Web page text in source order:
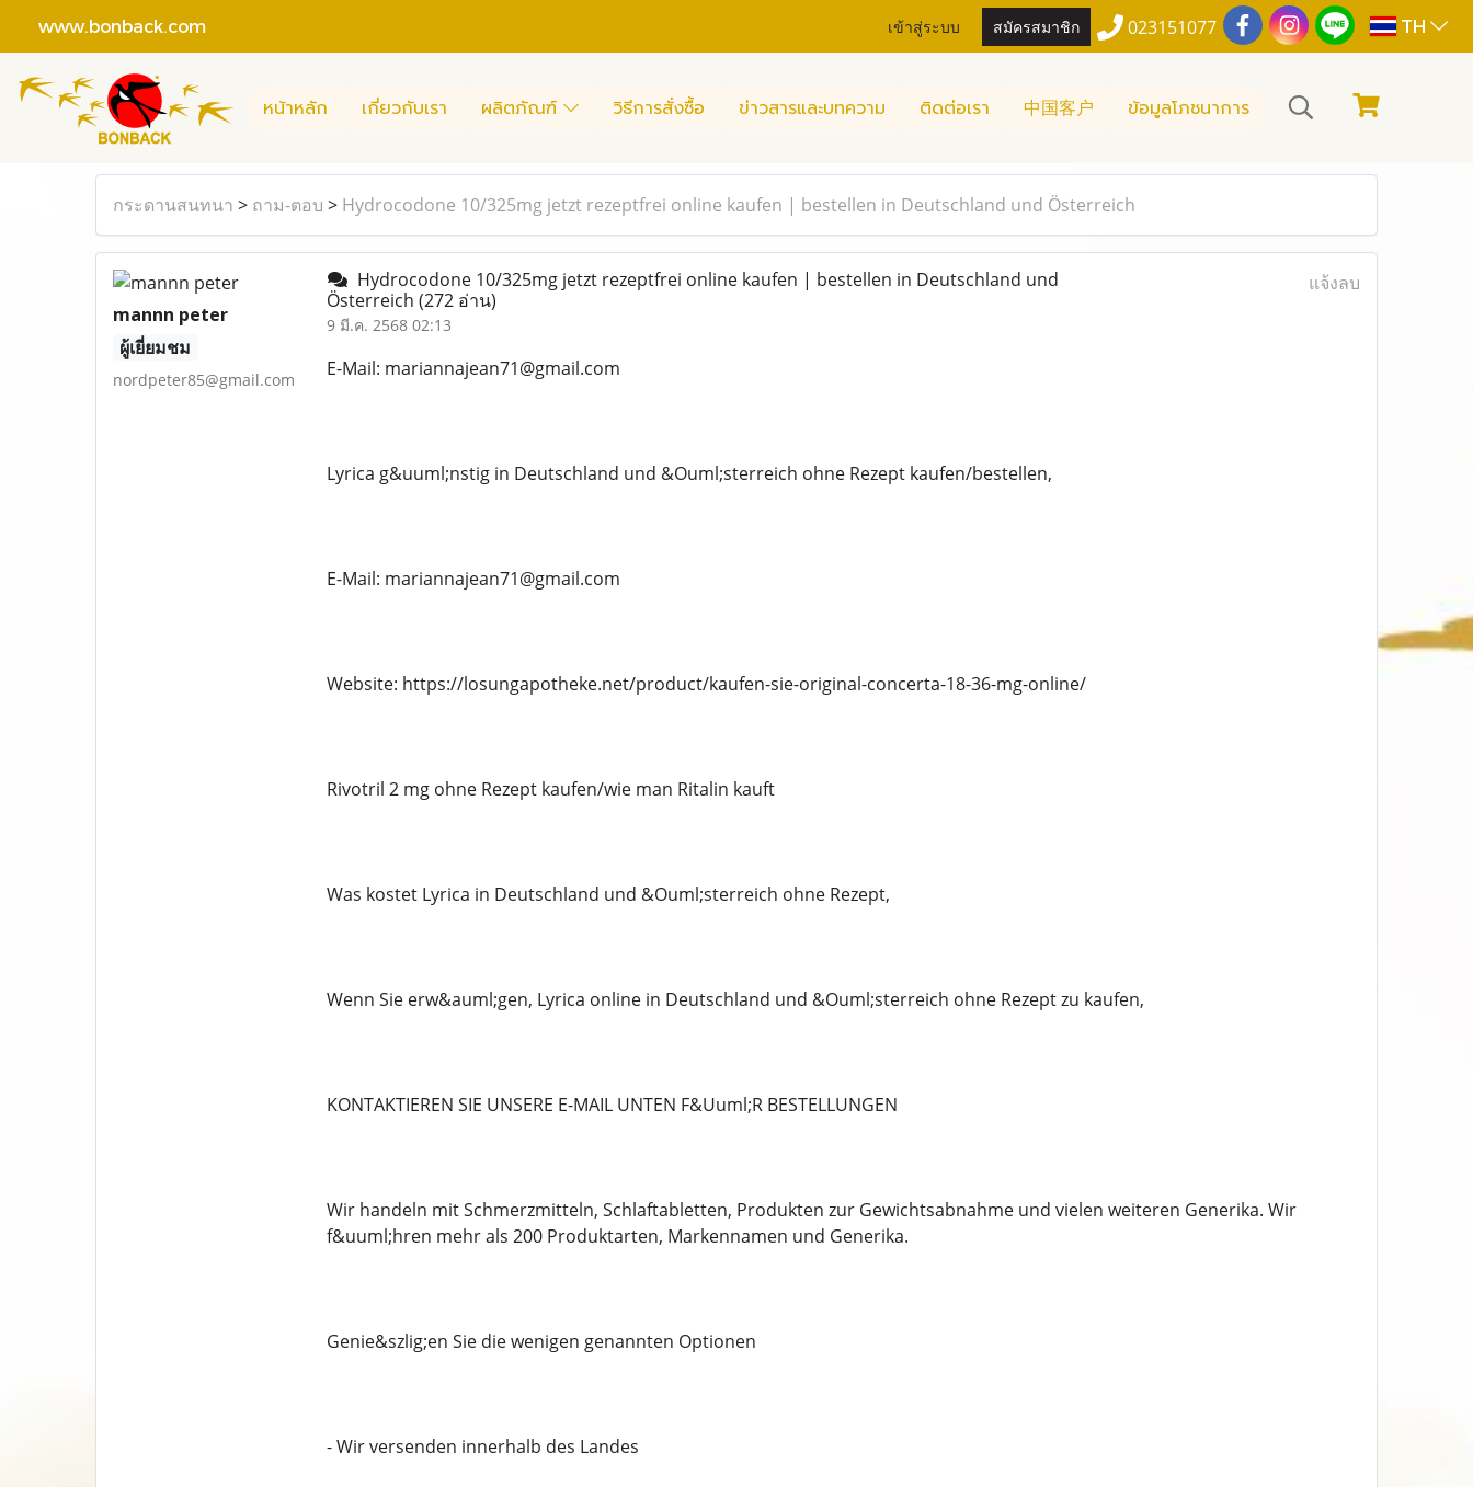
www.bonback.com เข้าสู่ระบบ สมัครสมาชิก 023151077 TH
หน้าหลัก เกี่ยวกับเรา ผลิตภัณฑ์ วิธีการสั่งซื้อ ข่าวสารและบทความ ติดต่อเรา 中国客户 ข้อมูลโภชนาการ
กระดานสนทนา > ถาม-ตอบ > Hydrocodone 10/325mg jetzt rezeptfrei online kaufen | bestellen in Deutschland und Österreich
mannn peter
ผู้เยี่ยมชม
nordpeter85@gmail.com
Hydrocodone 10/325mg jetzt rezeptfrei online kaufen | bestellen in Deutschland und
Österreich (272 อ่าน)
9 มี.ค. 2568 02:13
แจ้งลบ
E-Mail: mariannajean71@gmail.com
Lyrica g&uuml;nstig in Deutschland und &Ouml;sterreich ohne Rezept kaufen/bestellen,
E-Mail: mariannajean71@gmail.com
Website: https://losungapotheke.net/product/kaufen-sie-original-concerta-18-36-mg-online/
Rivotril 2 mg ohne Rezept kaufen/wie man Ritalin kauft
Was kostet Lyrica in Deutschland und &Ouml;sterreich ohne Rezept,
Wenn Sie erw&auml;gen, Lyrica online in Deutschland und &Ouml;sterreich ohne Rezept zu kaufen,
KONTAKTIEREN SIE UNSERE E-MAIL UNTEN F&Uuml;R BESTELLUNGEN
Wir handeln mit Schmerzmitteln, Schlaftabletten, Produkten zur Gewichtsabnahme und vielen weiteren Generika. Wir
f&uuml;hren mehr als 200 Produktarten, Markennamen und Generika.
Genie&szlig;en Sie die wenigen genannten Optionen
- Wir versenden innerhalb des Landes